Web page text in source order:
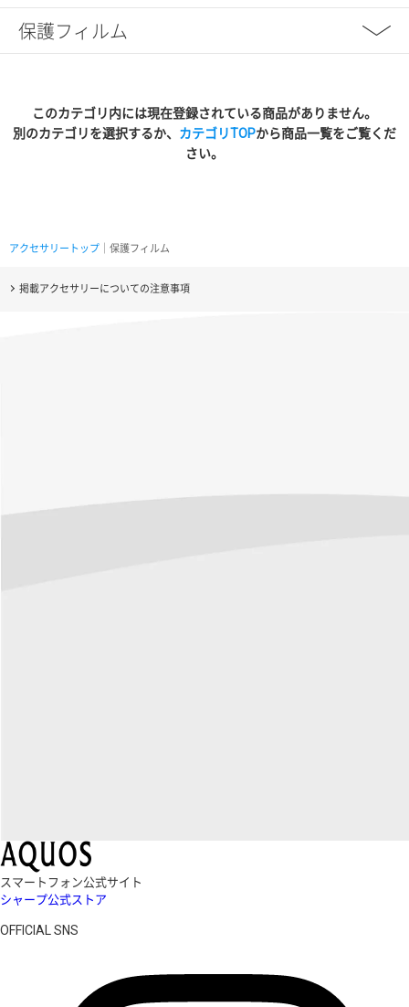
保護フィルム
このカテゴリ内には現在登録されている商品がありません。
別のカテゴリを選択するか、 カテゴリTOPから商品一覧をご覧くだ
さい。
アクセサリートップ ｜保護フィルム
掲載アクセサリーについての注意事項
スマートフォン公式サイト
シャープ公式ストア
OFFICIAL SNS